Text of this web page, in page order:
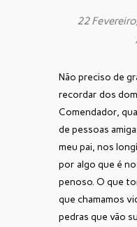
22
Não preciso de
recordar dos
Comendador,
de pessoas
meu pai, nos
por algo que é
penoso. O que
que chamamos
pedras que vão